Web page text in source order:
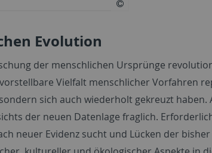
Evolution
der menschlichen Ursprünge
Vielfalt menschlicher Vorfahren
sich auch wiederholt gekreuzt haben.
der neuen Datenlage fraglich.
neuer Evidenz sucht und Lücken der